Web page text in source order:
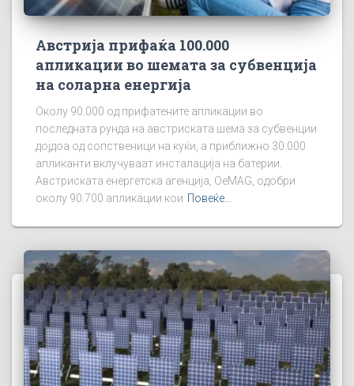
Австрија прифаќа 100.000
апликации во шемата за субвенција
на соларна енергија
Околу 90.000 од прифатените апликации во
последната рунда на австриската шема за субвенции
дојдоа од сопственици на куќи, а приближно 30.000
апликанти вклучуваат инсталација на батерии.
Австриската енергетска агенција, OeMAG, одобри
околу 90.700 апликации кои Повеќе...